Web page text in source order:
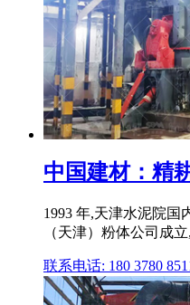
中国建材：精
1993 年,天津水泥院
（天津）粉体公司成
联系电话: 180 3780